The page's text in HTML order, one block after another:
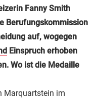
Fanny Smith
Berufungskommission
auf, wogegen
Einspruch erhoben
Wo ist die Medaille
Marquartstein im